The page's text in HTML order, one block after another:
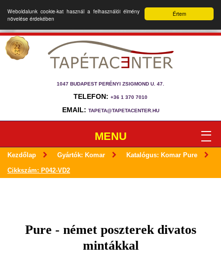
Értem
Weboldalunk cookie-kat használ a felhasználói élmény
növelése érdekében
1047 BUDAPEST PERÉNYI ZSIGMOND U. 47.
TELEFON: +36 1 370 7010
EMAIL: TAPETA@TAPETACENTER.HU
MENU
Kezdőlap Gyártók: Komar Katalógus: Komar Pure
Cikkszám: P042-VD2
Pure - német poszterek divatos
mintákkal